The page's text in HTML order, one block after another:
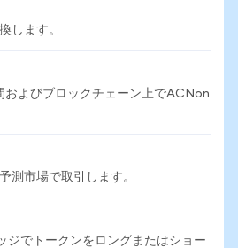
します。
およびブロックチェーン上でACNon
測市場で取引します。
ジでトークンをロングまたはショー